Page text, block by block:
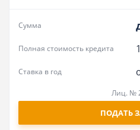
Сумма
Полная стоимость кредита
Ставка в год
Лиц. №
ПОДАТЬ